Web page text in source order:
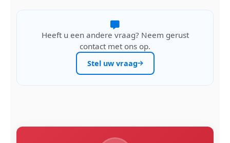
Heeft u een andere vraag? Neem gerust
contact met ons op.
Stel uw vraag